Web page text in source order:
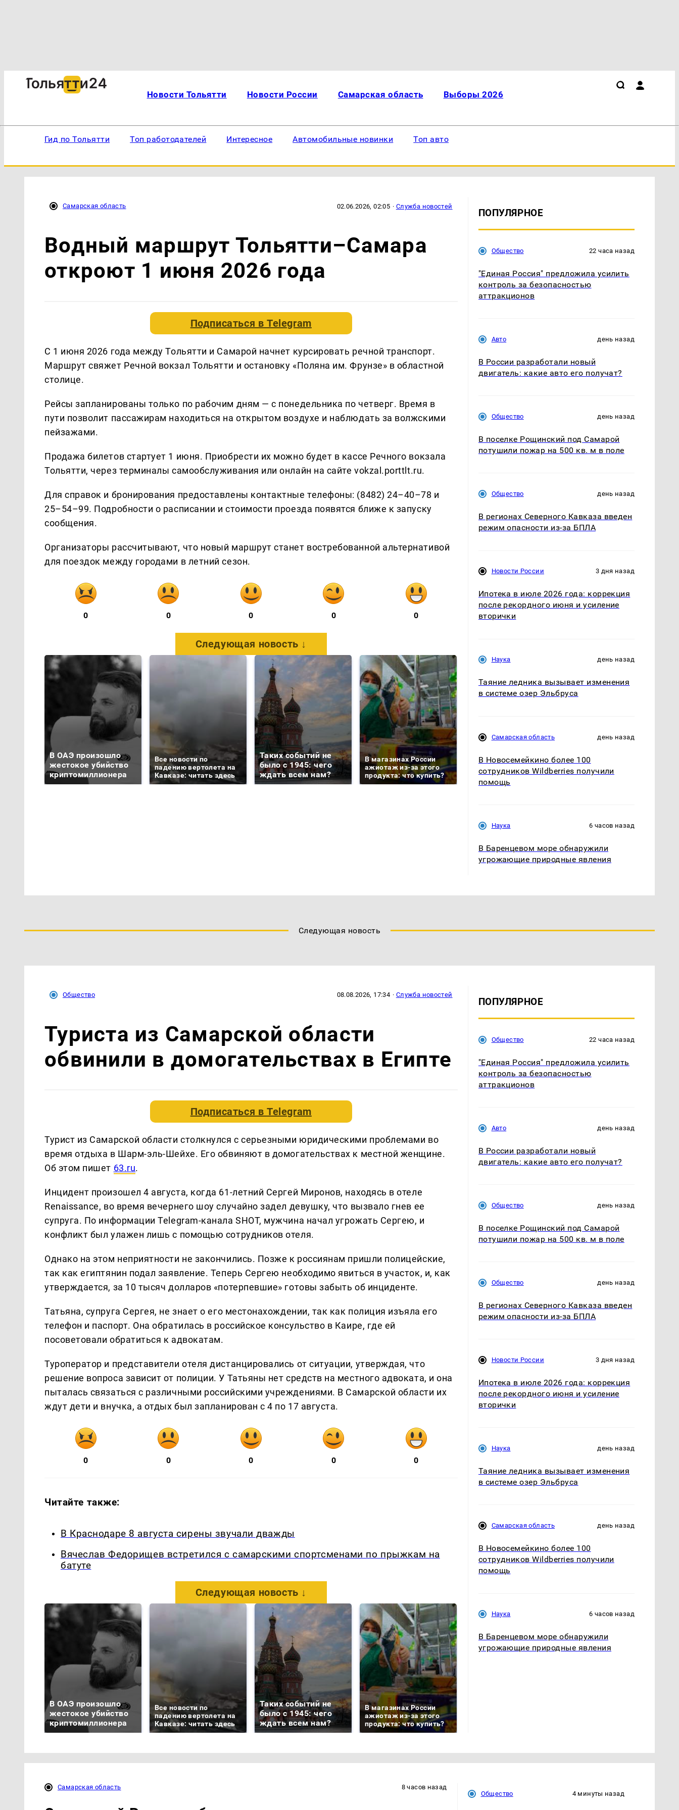
Новости Тольятти Новости России Самарская область Выборы 2026
Гид по Тольятти Топ работодателей Интересное Автомобильные новинки Топ авто
Самарская область 02.06.2026, 02:05 · Служба новостей
Водный маршрут Тольятти–Самара
откроют 1 июня 2026 года
Подписаться вTelegram
С 1 июня 2026 года между Тольятти и Самарой начнет курсировать речной транспорт.
Маршрут свяжет Речной вокзал Тольятти и остановку «Поляна им. Фрунзе» в областной
столице.
Рейсы запланированы только по рабочим дням — с понедельника по четверг. Время в
пути позволит пассажирам находиться на открытом воздухе и наблюдать за волжскими
пейзажами.
Продажа билетов стартует 1 июня. Приобрести их можно будет в кассе Речного вокзала
Тольятти, через терминалы самообслуживания или онлайн на сайте vokzal.porttlt.ru.
Для справок и бронирования предоставлены контактные телефоны: (8482) 24–40–78 и
25–54–99. Подробности о расписании и стоимости проезда появятся ближе к запуску
сообщения.
Организаторы рассчитывают, что новый маршрут станет востребованной альтернативой
для поездок между городами в летний сезон.
0 0 0 0 0
Следующая новость ↓
В ОАЭ произошло
жестокое убийство
криптомиллионера
Все новости по
падению вертолета на
Кавказе: читать здесь
Таких событий не
было с 1945: чего
ждать всем нам?
В магазинах России
ажиотаж из-за этого
продукта: что купить?
полицейскую
машину напали и
подожгли.
Где будет встреча
президентов США и
России: Европа?
ПОПУЛЯРНОЕ
Общество 22 часа назад
"Единая Россия" предложила усилить
контроль за безопасностью
аттракционов
Авто день назад
В России разработали новый
двигатель: какие авто его получат?
Общество день назад
В поселке Рощинский под Самарой
потушили пожар на 500 кв. м в поле
Общество день назад
В регионах Северного Кавказа введен
режим опасности из-за БПЛА
Новости России 3 дня назад
Ипотека в июле 2026 года: коррекция
после рекордного июня и усиление
вторички
Наука день назад
Таяние ледника вызывает изменения
в системе озер Эльбруса
Самарская область день назад
В Новосемейкино более 100
сотрудников Wildberries получили
помощь
Наука 6 часов назад
В Баренцевом море обнаружили
угрожающие природные явления
Следующая новость
Общество 08.08.2026, 17:34 · Служба новостей
Туриста из Самарской области
обвинили в домогательствах в Египте
Подписаться вTelegram
Турист из Самарской области столкнулся с серьезными юридическими проблемами во
время отдыха в Шарм-эль-Шейхе. Его обвиняют в домогательствах к местной женщине.
Об этом пишет 63.ru.
Инцидент произошел 4 августа, когда 61-летний Сергей Миронов, находясь в отеле
Renaissance, во время вечернего шоу случайно задел девушку, что вызвало гнев ее
супруга. По информации Telegram-канала SHOT, мужчина начал угрожать Сергею, и
конфликт был улажен лишь с помощью сотрудников отеля.
Однако на этом неприятности не закончились. Позже к россиянам пришли полицейские,
так как египтянин подал заявление. Теперь Сергею необходимо явиться в участок, и, как
утверждается, за 10 тысяч долларов «потерпевшие» готовы забыть об инциденте.
Татьяна, супруга Сергея, не знает о его местонахождении, так как полиция изъяла его
телефон и паспорт. Она обратилась в российское консульство в Каире, где ей
посоветовали обратиться к адвокатам.
Туроператор и представители отеля дистанцировались от ситуации, утверждая, что
решение вопроса зависит от полиции. У Татьяны нет средств на местного адвоката, и она
пыталась связаться с различными российскими учреждениями. В Самарской области их
ждут дети и внучка, а отдых был запланирован с 4 по 17 августа.
0 0 0 0 0
Читайте также:
В Краснодаре 8 августа сирены звучали дважды
Вячеслав Федорищев встретился с самарскими спортсменами по прыжкам на
батуте
Следующая новость ↓
В ОАЭ произошло
жестокое убийство
криптомиллионера
Все новости по
падению вертолета на
Кавказе: читать здесь
Таких событий не
было с 1945: чего
ждать всем нам?
В магазинах России
ажиотаж из-за этого
продукта: что купить?
ПОПУЛЯРНОЕ
Общество 22 часа назад
"Единая Россия" предложила усилить
контроль за безопасностью
аттракционов
Авто день назад
В России разработали новый
двигатель: какие авто его получат?
Общество день назад
В поселке Рощинский под Самарой
потушили пожар на 500 кв. м в поле
Общество день назад
В регионах Северного Кавказа введен
режим опасности из-за БПЛА
Новости России 3 дня назад
Ипотека в июле 2026 года: коррекция
после рекордного июня и усиление
вторички
Наука день назад
Таяние ледника вызывает изменения
в системе озер Эльбруса
Самарская область день назад
В Новосемейкино более 100
сотрудников Wildberries получили
помощь
Наука 6 часов назад
В Баренцевом море обнаружили
угрожающие природные явления
Самарская область 8 часов назад
Общество 4 минуты назад